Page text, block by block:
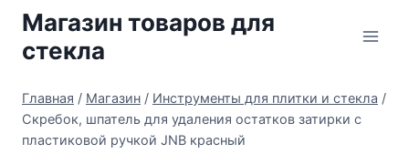
Перейти
содержимому
Магазин товаров для
стекла
Главная / Магазин / Инструменты для плитки и стекла /
Скребок, шпатель для удаления остатков затирки с
пластиковой ручкой JNB красный